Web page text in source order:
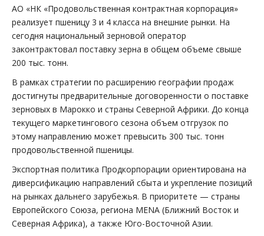
АО «НК «Продовольственная контрактная корпорация»
реализует пшеницу 3 и 4 класса на внешние рынки. На
сегодня национальный зерновой оператор
законтрактовал поставку зерна в общем объеме свыше
200 тыс. тонн.
В рамках стратегии по расширению географии продаж
достигнуты предварительные договоренности о поставке
зерновых в Марокко и страны Северной Африки. До конца
текущего маркетингового сезона объем отгрузок по
этому направлению может превысить 300 тыс. тонн
продовольственной пшеницы.
Экспортная политика Продкорпорации ориентирована на
диверсификацию направлений сбыта и укрепление позиций
на рынках дальнего зарубежья. В приоритете — страны
Европейского Союза, региона MENA (Ближний Восток и
Северная Африка), а также Юго-Восточной Азии.